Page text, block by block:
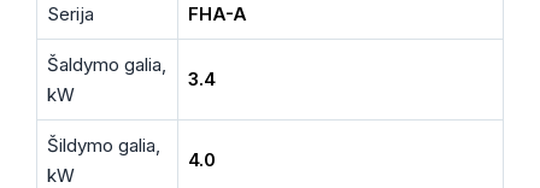
Serija FHA-A
Šaldymo galia,
kW
3.4
Šildymo galia,
kW
4.0